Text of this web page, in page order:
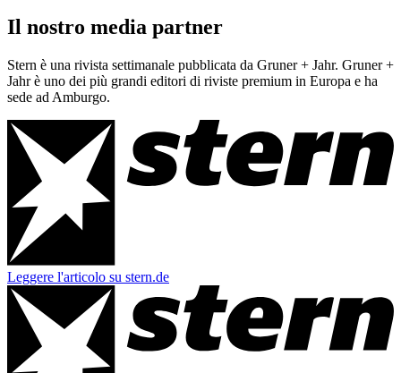
Il nostro media partner
Stern è una rivista settimanale pubblicata da Gruner + Jahr. Gruner +
Jahr è uno dei più grandi editori di riviste premium in Europa e ha
sede ad Amburgo.
Leggere l'articolo su stern.de